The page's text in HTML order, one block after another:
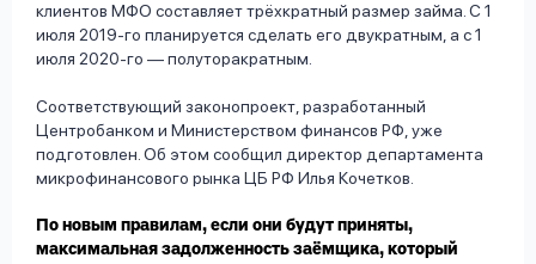
клиентов МФО составляет трёхкратный размер займа. С 1
июля 2019-го планируется сделать его двукратным, а с 1
июля 2020-го — полуторакратным.
Соответствующий законопроект, разработанный
Центробанком и Министерством финансов РФ, уже
подготовлен. Об этом сообщил директор департамента
микрофинансового рынка ЦБ РФ Илья Кочетков.
По новым правилам, если они будут приняты,
максимальная задолженность заёмщика, который